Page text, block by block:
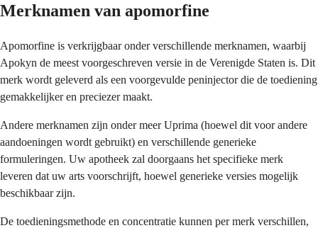
Merknamen van apomorfine
Apomorfine is verkrijgbaar onder verschillende merknamen, waarbij
Apokyn de meest voorgeschreven versie in de Verenigde Staten is. Dit
merk wordt geleverd als een voorgevulde peninjector die de toediening
gemakkelijker en preciezer maakt.
Andere merknamen zijn onder meer Uprima (hoewel dit voor andere
aandoeningen wordt gebruikt) en verschillende generieke
formuleringen. Uw apotheek zal doorgaans het specifieke merk
leveren dat uw arts voorschrijft, hoewel generieke versies mogelijk
beschikbaar zijn.
De toedieningsmethode en concentratie kunnen per merk verschillen,